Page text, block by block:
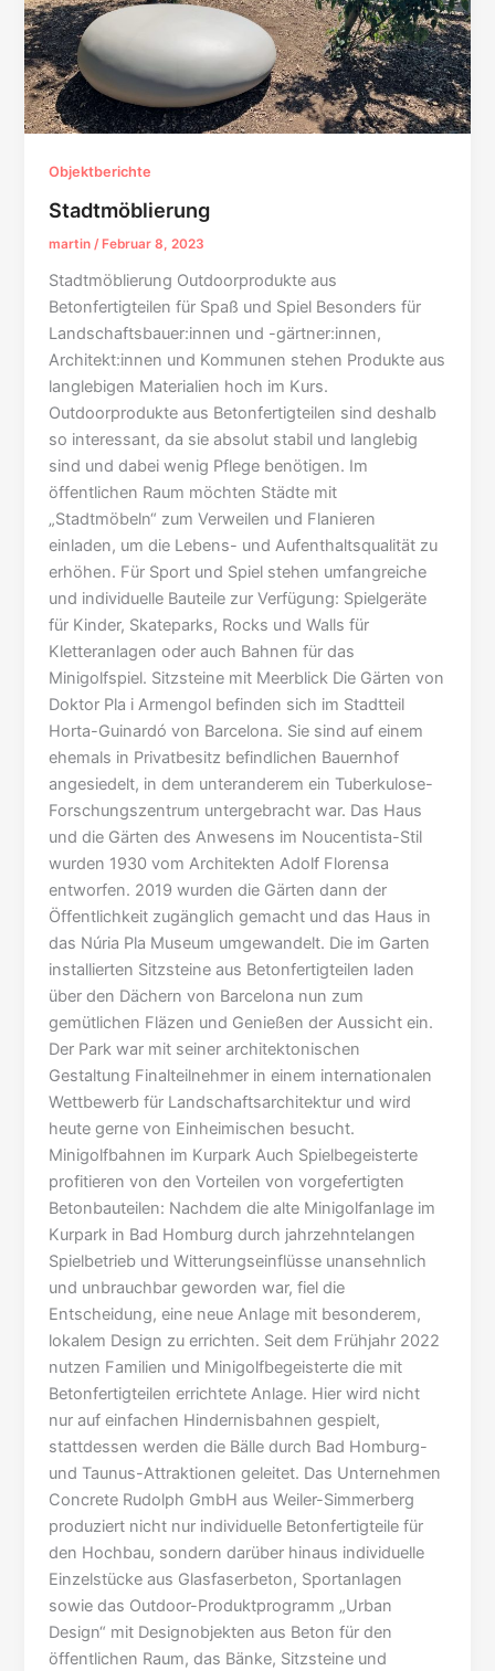
Objektberichte
Stadtmöblierung
martin/ Februar 8, 2023
Stadtmöblierung Outdoorprodukte aus
Betonfertigteilen für Spaß und Spiel Besonders für
Landschaftsbauer:innen und -gärtner:innen,
Architekt:innen und Kommunen stehen Produkte aus
langlebigen Materialien hoch im Kurs.
Outdoorprodukte aus Betonfertigteilen sind deshalb
so interessant, da sie absolut stabil und langlebig
sind und dabei wenig Pflege benötigen. Im
öffentlichen Raum möchten Städte mit
„Stadtmöbeln“ zum Verweilen und Flanieren
einladen, um die Lebens- und Aufenthaltsqualität zu
erhöhen. Für Sport und Spiel stehen umfangreiche
und individuelle Bauteile zur Verfügung: Spielgeräte
für Kinder, Skateparks, Rocks und Walls für
Kletteranlagen oder auch Bahnen für das
Minigolfspiel. Sitzsteine mit Meerblick Die Gärten von
Doktor Pla i Armengol befinden sich im Stadtteil
Horta-Guinardó von Barcelona. Sie sind auf einem
ehemals in Privatbesitz befindlichen Bauernhof
angesiedelt, in dem unteranderem ein Tuberkulose-
Forschungszentrum untergebracht war. Das Haus
und die Gärten des Anwesens im Noucentista-Stil
wurden 1930 vom Architekten Adolf Florensa
entworfen. 2019 wurden die Gärten dann der
Öffentlichkeit zugänglich gemacht und das Haus in
das Núria Pla Museum umgewandelt. Die im Garten
installierten Sitzsteine aus Betonfertigteilen laden
über den Dächern von Barcelona nun zum
gemütlichen Fläzen und Genießen der Aussicht ein.
Der Park war mit seiner architektonischen
Gestaltung Finalteilnehmer in einem internationalen
Wettbewerb für Landschaftsarchitektur und wird
heute gerne von Einheimischen besucht.
Minigolfbahnen im Kurpark Auch Spielbegeisterte
profitieren von den Vorteilen von vorgefertigten
Betonbauteilen: Nachdem die alte Minigolfanlage im
Kurpark in Bad Homburg durch jahrzehntelangen
Spielbetrieb und Witterungseinflüsse unansehnlich
und unbrauchbar geworden war, fiel die
Entscheidung, eine neue Anlage mit besonderem,
lokalem Design zu errichten. Seit dem Frühjahr 2022
nutzen Familien und Minigolfbegeisterte die mit
Betonfertigteilen errichtete Anlage. Hier wird nicht
nur auf einfachen Hindernisbahnen gespielt,
stattdessen werden die Bälle durch Bad Homburg-
und Taunus-Attraktionen geleitet. Das Unternehmen
Concrete Rudolph GmbH aus Weiler-Simmerberg
produziert nicht nur individuelle Betonfertigteile für
den Hochbau, sondern darüber hinaus individuelle
Einzelstücke aus Glasfaserbeton, Sportanlagen
sowie das Outdoor-Produktprogramm „Urban
Design“ mit Designobjekten aus Beton für den
öffentlichen Raum, das Bänke, Sitzsteine und